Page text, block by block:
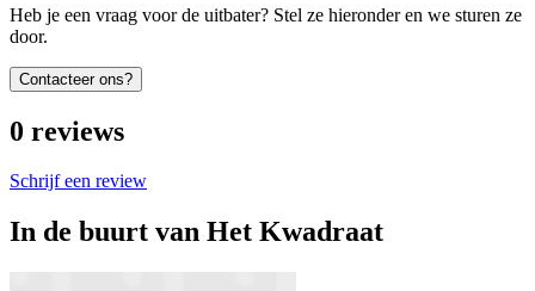
Heb je een vraag voor de uitbater? Stel ze hieronder en we sturen ze
door.
Contacteer ons?
0 reviews
Schrijf een review
In de buurt van Het Kwadraat